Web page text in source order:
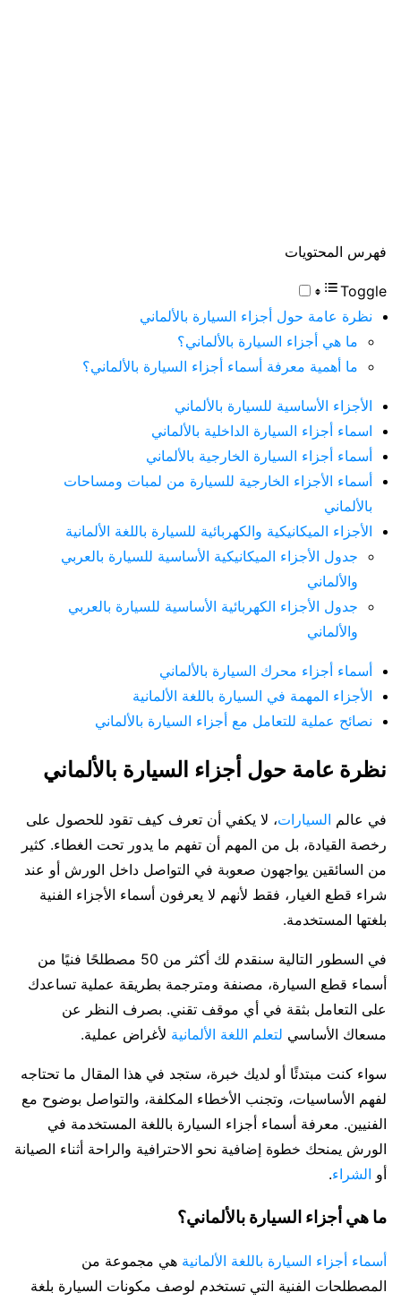
فهرس المحتويات
Toggle
نظرة عامة حول أجزاء السيارة بالألماني
ما هي أجزاء السيارة بالألماني؟
ما أهمية معرفة أسماء أجزاء السيارة بالألماني؟
الأجزاء الأساسية للسيارة بالألماني
اسماء أجزاء السيارة الداخلية بالألماني
أسماء أجزاء السيارة الخارجية بالألماني
أسماء الأجزاء الخارجية للسيارة من لمبات ومساحات
بالألماني
الأجزاء الميكانيكية والكهربائية للسيارة باللغة الألمانية
جدول الأجزاء الميكانيكية الأساسية للسيارة بالعربي
والألماني
جدول الأجزاء الكهربائية الأساسية للسيارة بالعربي
والألماني
أسماء أجزاء محرك السيارة بالألماني
الأجزاء المهمة في السيارة باللغة الألمانية
نصائح عملية للتعامل مع أجزاء السيارة بالألماني
نظرة عامة حول أجزاء السيارة بالألماني
في عالم السيارات، لا يكفي أن تعرف كيف تقود للحصول على
رخصة القيادة، بل من المهم أن تفهم ما يدور تحت الغطاء. كثير
من السائقين يواجهون صعوبة في التواصل داخل الورش أو عند
شراء قطع الغيار، فقط لأنهم لا يعرفون أسماء الأجزاء الفنية
بلغتها المستخدمة.
في السطور التالية سنقدم لك أكثر من 50 مصطلحًا فنيًا من
أسماء قطع السيارة، مصنفة ومترجمة بطريقة عملية تساعدك
على التعامل بثقة في أي موقف تقني. بصرف النظر عن
مسعاك الأساسي لتعلم اللغة الألمانية لأغراض عملية.
سواء كنت مبتدئًا أو لديك خبرة، ستجد في هذا المقال ما تحتاجه
لفهم الأساسيات، وتجنب الأخطاء المكلفة، والتواصل بوضوح مع
الفنيين. معرفة أسماء أجزاء السيارة باللغة المستخدمة في
الورش يمنحك خطوة إضافية نحو الاحترافية والراحة أثناء الصيانة
أو الشراء.
ما هي أجزاء السيارة بالألماني؟
أسماء أجزاء السيارة باللغة الألمانية هي مجموعة من
المصطلحات الفنية التي تستخدم لوصف مكونات السيارة بلغة